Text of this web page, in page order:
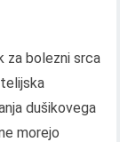
za bolezni srca
dušikovega
morejo